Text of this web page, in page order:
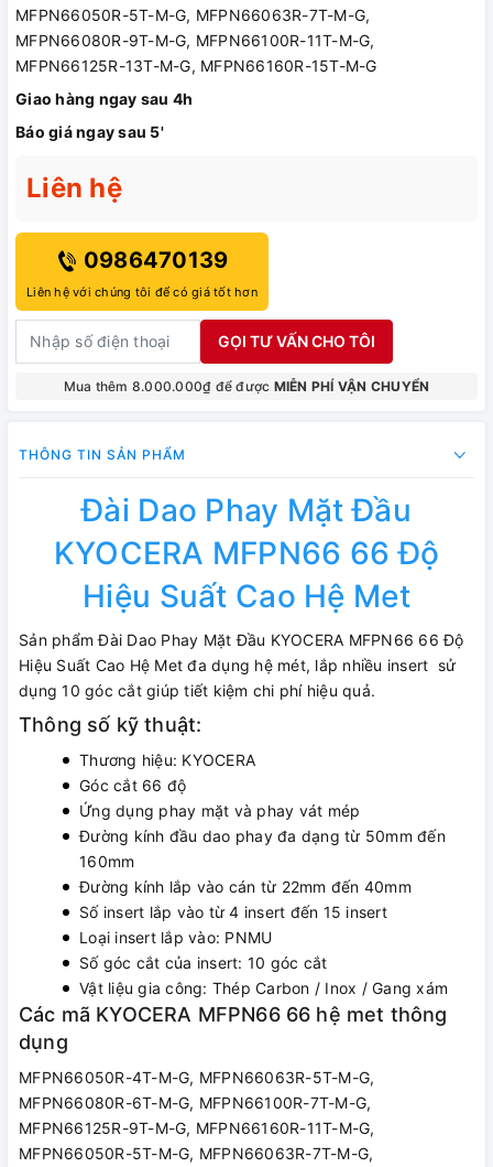
MFPN66050R-5T-M-G, MFPN66063R-7T-M-G,
MFPN66080R-9T-M-G, MFPN66100R-11T-M-G,
MFPN66125R-13T-M-G, MFPN66160R-15T-M-G
Giao hàng ngay sau 4h
Báo giá ngay sau 5'
Liên hệ
0986470139
Liên hệ với chúng tôi để có giá tốt hơn
GỌI TƯ VẤN CHO TÔI
Mua thêm 8.000.000₫ để được MIỄN PHÍ VẬN CHUYỂN
THÔNG TIN SẢN PHẨM
Đài Dao Phay Mặt Đầu
KYOCERA MFPN66 66 Độ
Hiệu Suất Cao Hệ Met
Sản phẩm Đài Dao Phay Mặt Đầu KYOCERA MFPN66 66 Độ
Hiệu Suất Cao Hệ Met đa dụng hệ mét, lắp nhiều insert sử
dụng 10 góc cắt giúp tiết kiệm chi phí hiệu quả.
Thông số kỹ thuật:
Thương hiệu: KYOCERA
Góc cắt 66 độ
Ứng dụng phay mặt và phay vát mép
Đường kính đầu dao phay đa dạng từ 50mm đến
160mm
Đường kính lắp vào cán từ 22mm đến 40mm
Số insert lắp vào từ 4 insert đến 15 insert
Loại insert lắp vào: PNMU
Số góc cắt của insert: 10 góc cắt
Vật liệu gia công: Thép Carbon / Inox / Gang xám
Các mã KYOCERA MFPN66 66 hệ met thông
dụng
MFPN66050R-4T-M-G, MFPN66063R-5T-M-G,
MFPN66080R-6T-M-G, MFPN66100R-7T-M-G,
MFPN66125R-9T-M-G, MFPN66160R-11T-M-G,
MFPN66050R-5T-M-G, MFPN66063R-7T-M-G,